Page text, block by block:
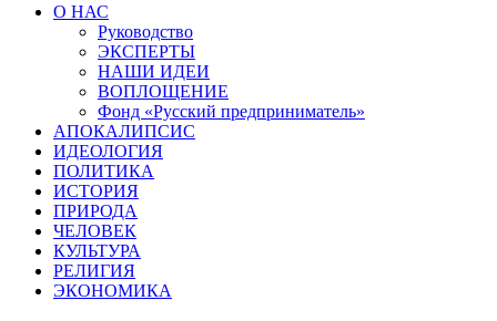
О НАС
Руководство
ЭКСПЕРТЫ
НАШИ ИДЕИ
ВОПЛОЩЕНИЕ
Фонд «Русский предприниматель»
АПОКАЛИПСИС
ИДЕОЛОГИЯ
ПОЛИТИКА
ИСТОРИЯ
ПРИРОДА
ЧЕЛОВЕК
КУЛЬТУРА
РЕЛИГИЯ
ЭКОНОМИКА